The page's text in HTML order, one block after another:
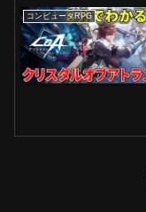
コンピュータRPG